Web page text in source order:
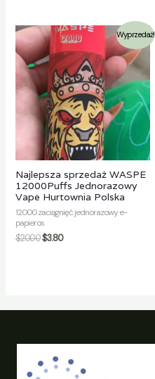
Wyprzedaż!
Najlepsza sprzedaż WASPE
12000Puffs Jednorazowy
Vape Hurtownia Polska
12000 zaciągnięć jednorazowy e-
papieros
$20.00$3.80